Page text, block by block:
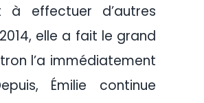
à effectuer d’autres
elle a fait le grand
l’a immédiatement
Émilie continue